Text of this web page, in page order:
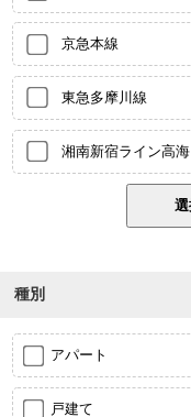
京急本線
東急多摩川線
湘南新宿ライン高海
種別
アパート
戸建て